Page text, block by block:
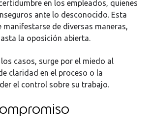
en los empleados, quienes
ante lo desconocido. Esta
manifestarse de diversas maneras,
la oposición abierta.
casos, surge por el miedo al
claridad en el proceso o la
el control sobre su trabajo.